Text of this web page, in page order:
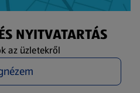
NYITVATARTÁS
az üzletekről